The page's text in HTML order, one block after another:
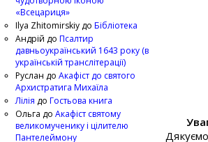
«Всецариця»
Ilya Zhitomirskiy до Бібліотека
Андрій до Псалтир
давньоукраїнський 1643 року (в
українській транслітерації)
Руслан до Акафіст до святого
Архистратига Михаїла
Лілія до Гостьова книга
Ольга до Акафіст святому
великомученику і цілителю
Пантелеймону